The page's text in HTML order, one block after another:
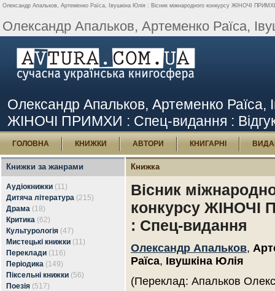
Олександр Апальков, Артеменко Раїса, Івушкіна Юлія : Вісник міжнародного конкурсу ЖІНОЧІ
Олександр Апальков, Артеменко Раїса,
Олександр Апальков, Артеменко Раїса,
ЖІНОЧІ ПРИМХИ : Спец-видання :
ГОЛОВНА КНИЖКИ АВТОРИ КНИГАРНІ
Книжки за жанрами
Аудіокнижки (11)
Дитяча література (215)
Драма (18)
Критика (62)
Культурологія (47)
Мистецькі книжки (11)
Переклади (116)
Періодика (149)
Піксельні книжки (56)
Поезія (517)
Книжка
Вісник
конкурсу ЖІНОЧІ
: Спец-видання
Олександр Апальков,
Раїса, Івушкіна Юлія
(Переклад: Апальков